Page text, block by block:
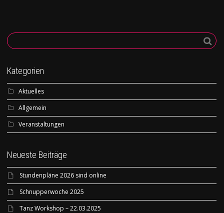
Kategorien
Aktuelles
Allgemein
Veranstaltungen
Neueste Beiträge
Stundenpläne 2026 sind online
Schnupperwoche 2025
Tanz Workshop – 22.03.2025